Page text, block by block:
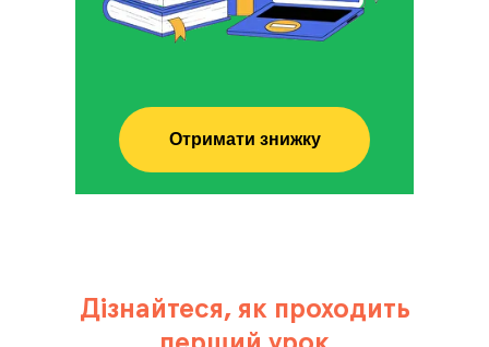
Отримати знижку
Дізнайтеся, як проходить